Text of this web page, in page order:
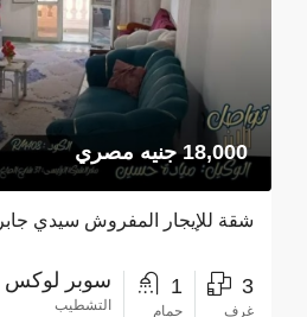
18,000 جنيه مصري
شقة للإيجار المفروش سيدي جابر
3
غرف
1
حمام
سوبر لوكس
التشطيب